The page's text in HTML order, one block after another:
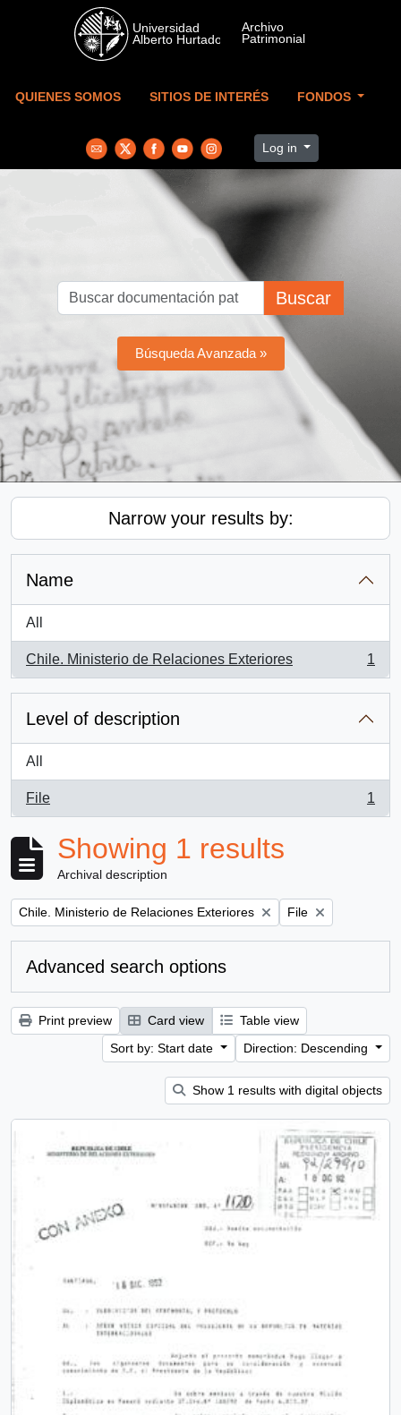
Skip to main content
QUIENES SOMOS SITIOS DE INTERÉS FONDOS
Log in
Buscar
Búsqueda Avanzada »
Narrow your results by:
Name
All
Chile. Ministerio de Relaciones Exteriores
, 1 results
1
Level of description
All
File
, 1 results
1
Showing 1 results
Archival description
Remove filter:
Chile. Ministerio de Relaciones Exteriores Remove filter:
File
Advanced search options
Print preview Card view
Table view
Sort by: Start date
Direction: Descending
Show 1 results with digital objects